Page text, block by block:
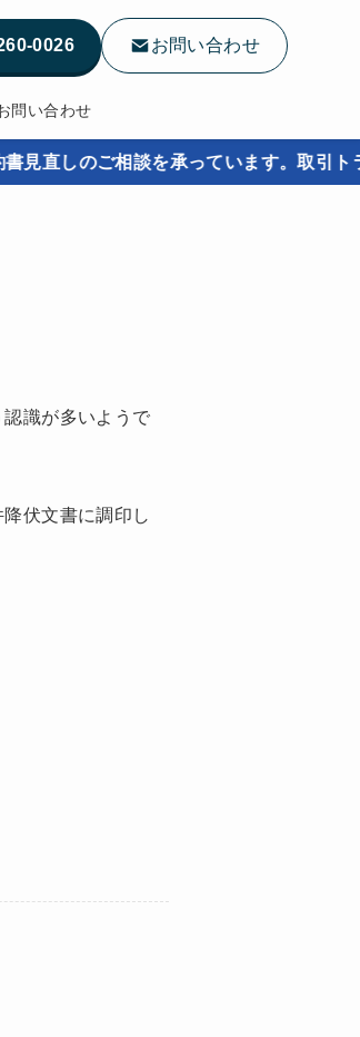
問い合わせ
0026 お問い合わせ
しのご相談を承っています。取引トラブ
識が多いようで
伏文書に調印し